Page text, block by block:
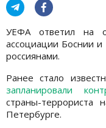
УЕФА ответил на
ассоциации Боснии
россиянами.
Ранее стало
запланировали
страны-
Петербурге.